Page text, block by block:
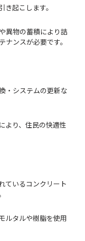
起こします。
異物の蓄積により詰
ンスが必要です。
・システムの更新な
より、住民の快適性
ているコンクリート
ルタルや樹脂を使用